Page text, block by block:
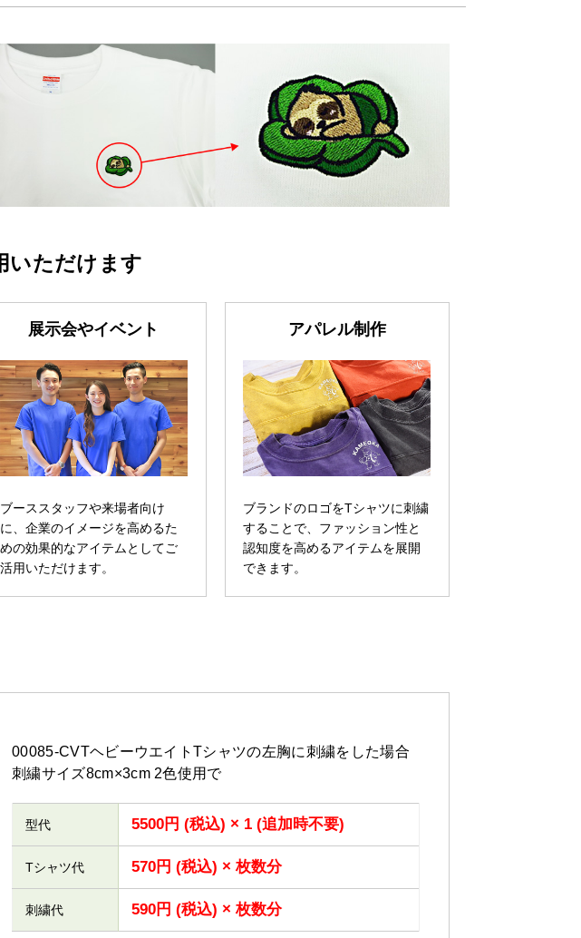
いただけます
展示会やイベント
ブーススタッフや来場者向け
に、企業のイメージを高めるた
めの効果的なアイテムとしてご
活用いただけます。
アパレル制作
ブランドのロゴをTシャツに刺繍
することで、ファッション性と
認知度を高めるアイテムを展開
できます。
00085-CVTヘビーウエイトTシャツの左胸に刺繍をした場合
刺繍サイズ8cm×3cm 2色使用で
型代 5500円 (税込) × 1 (追加時不要)
Tシャツ代 570円 (税込) × 枚数分
刺繍代 590円 (税込) × 枚数分